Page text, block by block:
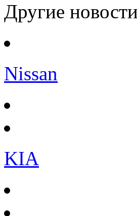
Другие новости
Nissan
KIA